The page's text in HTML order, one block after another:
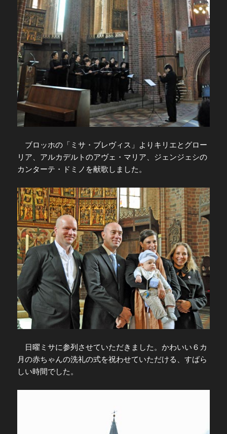
ブロッホの「ミサ・ブレヴィス」よりキリエとグロー
リア、アルカデルトのアヴェ・マリア、ジェンジェシの
カンターテ・ドミノを献歌しました。
日曜ミサに参列させていただきました。かわいい６カ
月の赤ちゃんの洗礼の式を祝わせていただける、すばら
しい時間でした。